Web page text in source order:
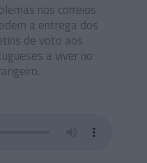
nos correios
a entrega dos
de voto aos
a viver no